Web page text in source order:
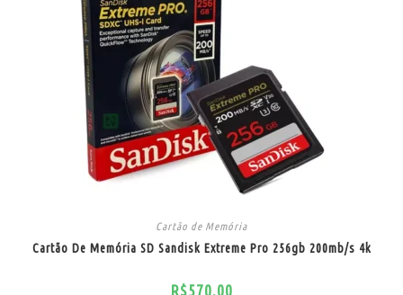
Cartão de Memória
Cartão De Memória SD Sandisk Extreme Pro 256gb 200mb/s 4k
R$570,00